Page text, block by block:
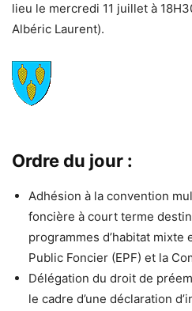
lieu le mercredi 11 juillet à
Albéric Laurent).
Ordre du jour :
Adhésion à la convention
foncière à court terme
programmes d’habitat mixte
Public Foncier (EPF) et la
Délégation du droit de
le cadre d’une déclaration